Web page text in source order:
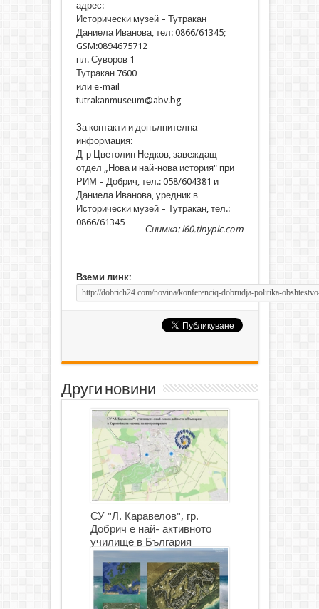
адрес:
Исторически музей – Тутракан
Даниела Иванова, тел: 0866/61345;
GSM:0894675712
пл. Суворов 1
Тутракан 7600
или e-mail
tutrakanmuseum@abv.bg
За контакти и допълнителна
информация:
Д-р Цветолин Недков, завеждащ
отдел „Нова и най-нова история" при
РИМ – Добрич, тел.: 058/604381 и
Даниела Иванова, уредник в
Исторически музей – Тутракан, тел.:
0866/61345
Снимка: i60.tinypic.com
Вземи линк:
Други новини
СУ "Л. Каравелов", гр.
Добрич е най- активното
училище в България